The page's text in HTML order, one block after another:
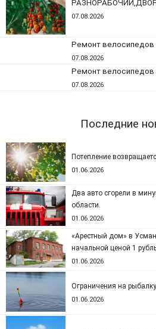
07.08.2026
Ремонт велосипедов
07.08.2026
Ремонт велосипедов
07.08.2026
Последние
Потепление
01.06.2026
Два авто сгорели в
области.
01.06.2026
«Арестный дом» в
начальной ценой 1
01.06.2026
Ограничения на
01.06.2026